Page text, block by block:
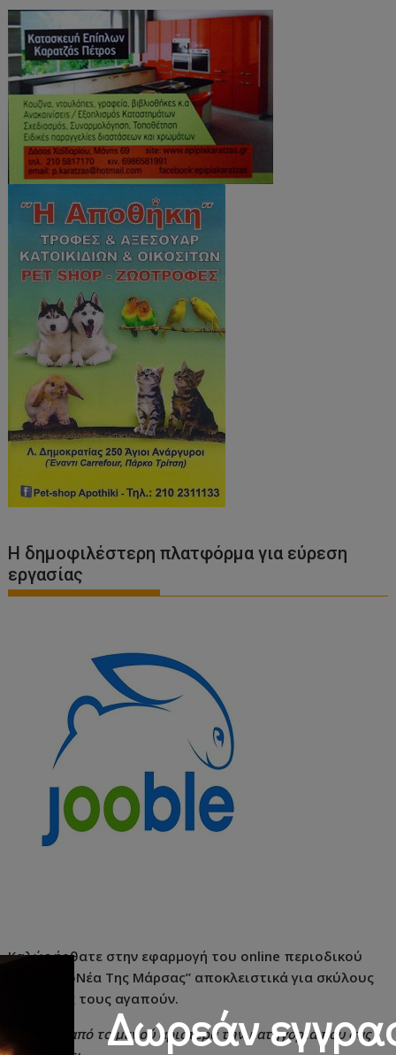
Η δημοφιλέστερη πλατφόρμα για εύρεση
εργασίας
Καλώς ήρθατε στην εφαρμογή του online περιοδικού
“Τα ΣκυλοΝέα Της Μάρσας” αποκλειστικά για σκύλους
και όσους τους αγαπούν.
Επιλέξτε από το μενού αριστερά την κατηγορία που σας
Δωρεάν